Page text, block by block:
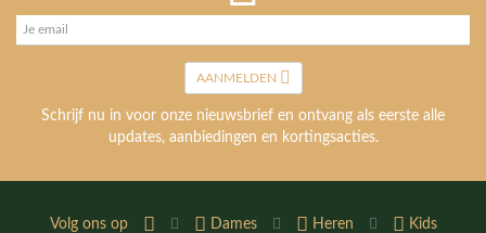
AANMELDEN
Schrijf nu in voor onze nieuwsbrief en ontvang als eerste alle
updates, aanbiedingen en kortingsacties.
Volg ons op Dames Heren Kids